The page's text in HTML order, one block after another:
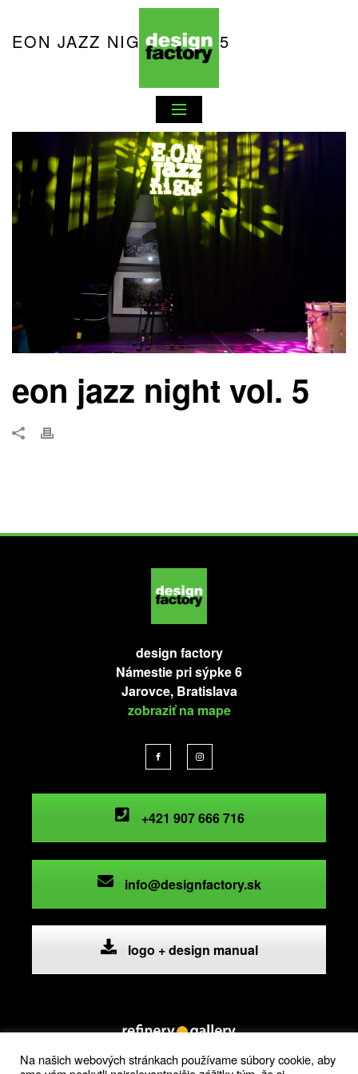
EON JAZZ NIGHT VOL. 5
eon jazz night vol. 5
design factory
Námestie pri sýpke 6
Jarovce, Bratislava
zobraziť na mape
+421 907 666 716
info@designfactory.sk
logo + design manual
Na našich webových stránkach používame súbory cookie, aby